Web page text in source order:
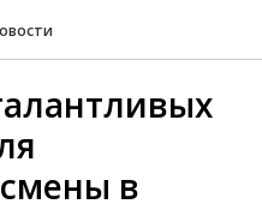
в